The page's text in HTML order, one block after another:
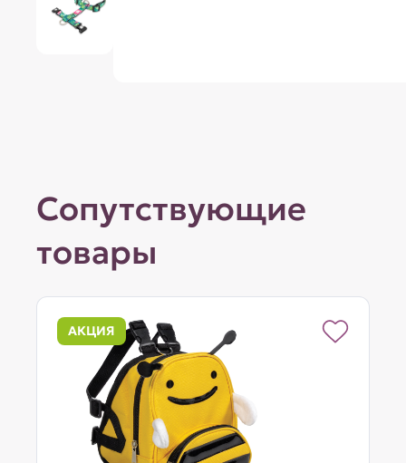
Сопутствующие
товары
АКЦИЯ